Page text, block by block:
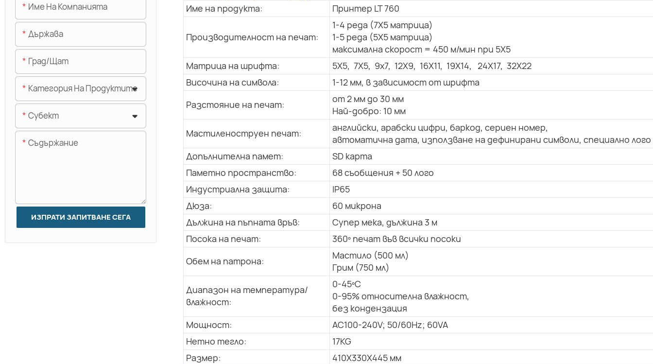
Име на продукта: Принтер LT 760
Производителност на печат:
1-4 реда (7X5 матрица)
1-5 реда (5X5 матрица)
максимална скорост = 450 м/мин при 5X5
Матрица на шрифта:
5X5, 7X5, 9x7, 12X9, 16X11, 19X14, 24X17, 32X22
Височина на символа:
1-12 мм, в зависимост от шрифта
Разстояние на печат:
от 2 мм до 30 мм
Най-добро: 10 мм
Мастиленоструен печат:
английски, арабски цифри, баркод, сериен номер,
автоматична дата, използване на дефинирани символи, специално лого
Допълнителна памет:
SD карта
Паметно пространство:
68 съобщения + 50 лого
Индустриална защита:
IP65
Дюза:
60 микрона
Дължина на пъпната връв:
Супер мека, дължина 3 м
Посока на печат:
360º печат във всички посоки
Обем на патрона:
Мастило (500 мл)
Грим (750 мл)
Диапазон на температура/
влажност:
0-45ºC
0-95% относителна влажност,
без кондензация
Мощност:
AC100-240V; 50/60Hz; 60VA
Нетно тегло:
17KG
Размер:
410X330X445 мм
Име На Компанията
Държава
Град/щат
Категория На Продуктите
Субект
Съдържание
ИЗПРАТИ ЗАПИТВАНЕ СЕГА